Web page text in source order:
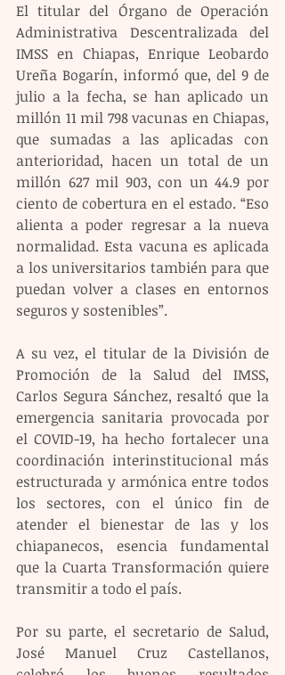
El titular del Órgano de Operación
Administrativa Descentralizada del
IMSS en Chiapas, Enrique Leobardo
Ureña Bogarín, informó que, del 9 de
julio a la fecha, se han aplicado un
millón 11 mil 798 vacunas en Chiapas,
que sumadas a las aplicadas con
anterioridad, hacen un total de un
millón 627 mil 903, con un 44.9 por
ciento de cobertura en el estado. “Eso
alienta a poder regresar a la nueva
normalidad. Esta vacuna es aplicada
a los universitarios también para que
puedan volver a clases en entornos
seguros y sostenibles”.
A su vez, el titular de la División de
Promoción de la Salud del IMSS,
Carlos Segura Sánchez, resaltó que la
emergencia sanitaria provocada por
el COVID-19, ha hecho fortalecer una
coordinación interinstitucional más
estructurada y armónica entre todos
los sectores, con el único fin de
atender el bienestar de las y los
chiapanecos, esencia fundamental
que la Cuarta Transformación quiere
transmitir a todo el país.
Por su parte, el secretario de Salud,
José Manuel Cruz Castellanos,